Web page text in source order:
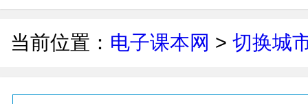
当前位置： 电子课本网 > 切换城